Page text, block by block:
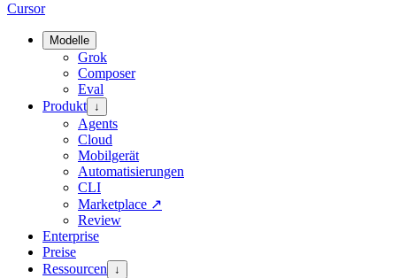
Cursor
Modelle
Grok
Composer
Eval
Produkt ↓
Agents
Cloud
Mobilgerät
Automatisierungen
CLI
Marketplace ↗
Review
Enterprise
Preise
Ressourcen
↓